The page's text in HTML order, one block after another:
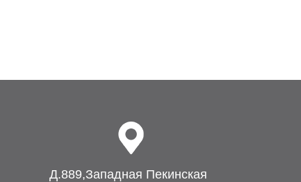
Д.889,Западная Пекинская